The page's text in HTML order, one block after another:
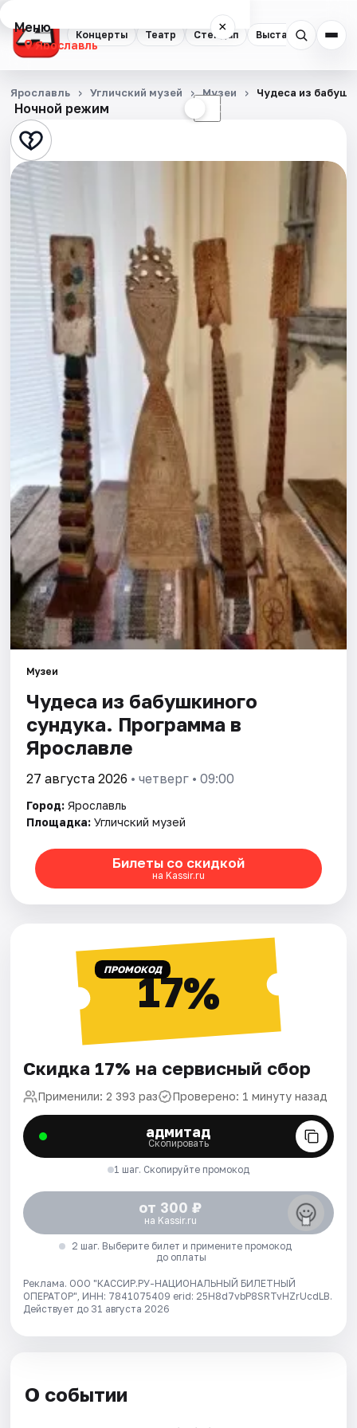
Концерты Театр Стендап Выставки
Меню ×
Ярославль
Концерты
Театр
Стендап
Выставки
Квесты
Экскурсии
События
Города
Площадки
Артисты
Рейтинги
Ночной режим ☾
Ярославль Угличский музей Музеи Чудеса из
Музеи
Чудеса из бабушкиного
сундука. Программа в
Ярославле
27 августа 2026 • четверг • 09:00
Город: Ярославль
Площадка: Угличский музей
Билеты со скидкой
на Kassir.ru
ПРОМОКОД17%
Скидка 17% на сервисный сбор
Применили: 2 393 раз Проверено: 1 минуту назад
адмитад
Скопировать
1 шаг. Скопируйте промокод
от 300 ₽
на Kassir.ru
2 шаг. Выберите билет и примените промокод
до оплаты
Реклама. ООО "КАССИР.РУ-НАЦИОНАЛЬНЫЙ БИЛЕТНЫЙ
ОПЕРАТОР", ИНН: 7841075409 erid: 25H8d7vbP8SRTvHZrUcdLB.
Действует до 31 августа 2026
О событии